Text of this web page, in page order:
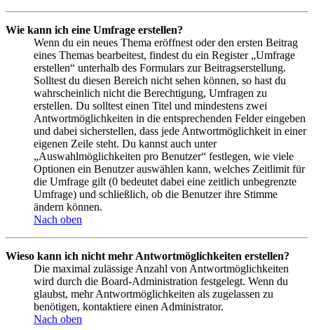
Wie kann ich eine Umfrage erstellen?
Wenn du ein neues Thema eröffnest oder den ersten Beitrag
eines Themas bearbeitest, findest du ein Register „Umfrage
erstellen“ unterhalb des Formulars zur Beitragserstellung.
Solltest du diesen Bereich nicht sehen können, so hast du
wahrscheinlich nicht die Berechtigung, Umfragen zu
erstellen. Du solltest einen Titel und mindestens zwei
Antwortmöglichkeiten in die entsprechenden Felder eingeben
und dabei sicherstellen, dass jede Antwortmöglichkeit in einer
eigenen Zeile steht. Du kannst auch unter
„Auswahlmöglichkeiten pro Benutzer“ festlegen, wie viele
Optionen ein Benutzer auswählen kann, welches Zeitlimit für
die Umfrage gilt (0 bedeutet dabei eine zeitlich unbegrenzte
Umfrage) und schließlich, ob die Benutzer ihre Stimme
ändern können.
Nach oben
Wieso kann ich nicht mehr Antwortmöglichkeiten erstellen?
Die maximal zulässige Anzahl von Antwortmöglichkeiten
wird durch die Board-Administration festgelegt. Wenn du
glaubst, mehr Antwortmöglichkeiten als zugelassen zu
benötigen, kontaktiere einen Administrator.
Nach oben